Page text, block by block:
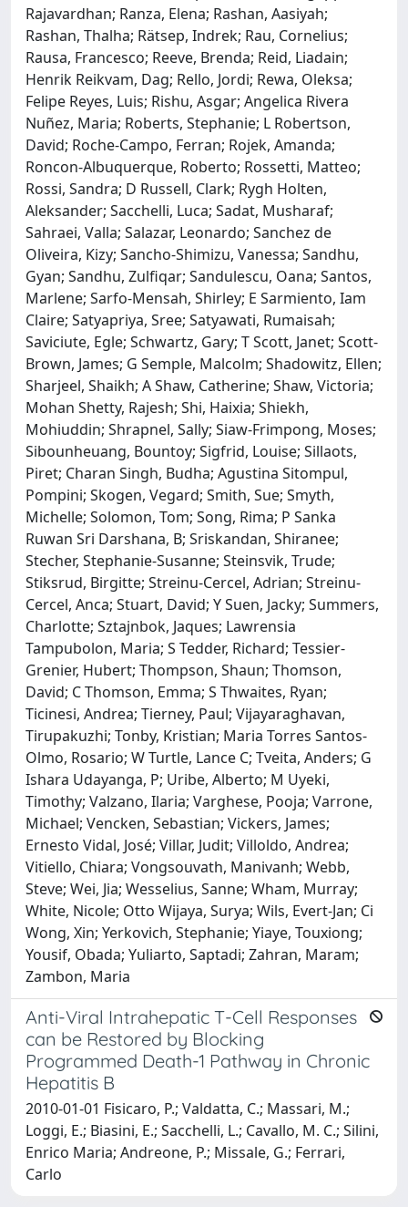
Rajavardhan; Ranza, Elena; Rashan, Aasiyah;
Rashan, Thalha; Rätsep, Indrek; Rau, Cornelius;
Rausa, Francesco; Reeve, Brenda; Reid, Liadain;
Henrik Reikvam, Dag; Rello, Jordi; Rewa, Oleksa;
Felipe Reyes, Luis; Rishu, Asgar; Angelica Rivera
Nuñez, Maria; Roberts, Stephanie; L Robertson,
David; Roche-Campo, Ferran; Rojek, Amanda;
Roncon-Albuquerque, Roberto; Rossetti, Matteo;
Rossi, Sandra; D Russell, Clark; Rygh Holten,
Aleksander; Sacchelli, Luca; Sadat, Musharaf;
Sahraei, Valla; Salazar, Leonardo; Sanchez de
Oliveira, Kizy; Sancho-Shimizu, Vanessa; Sandhu,
Gyan; Sandhu, Zulfiqar; Sandulescu, Oana; Santos,
Marlene; Sarfo-Mensah, Shirley; E Sarmiento, Iam
Claire; Satyapriya, Sree; Satyawati, Rumaisah;
Saviciute, Egle; Schwartz, Gary; T Scott, Janet; Scott-
Brown, James; G Semple, Malcolm; Shadowitz, Ellen;
Sharjeel, Shaikh; A Shaw, Catherine; Shaw, Victoria;
Mohan Shetty, Rajesh; Shi, Haixia; Shiekh,
Mohiuddin; Shrapnel, Sally; Siaw-Frimpong, Moses;
Sibounheuang, Bountoy; Sigfrid, Louise; Sillaots,
Piret; Charan Singh, Budha; Agustina Sitompul,
Pompini; Skogen, Vegard; Smith, Sue; Smyth,
Michelle; Solomon, Tom; Song, Rima; P Sanka
Ruwan Sri Darshana, B; Sriskandan, Shiranee;
Stecher, Stephanie-Susanne; Steinsvik, Trude;
Stiksrud, Birgitte; Streinu-Cercel, Adrian; Streinu-
Cercel, Anca; Stuart, David; Y Suen, Jacky; Summers,
Charlotte; Sztajnbok, Jaques; Lawrensia
Tampubolon, Maria; S Tedder, Richard; Tessier-
Grenier, Hubert; Thompson, Shaun; Thomson,
David; C Thomson, Emma; S Thwaites, Ryan;
Ticinesi, Andrea; Tierney, Paul; Vijayaraghavan,
Tirupakuzhi; Tonby, Kristian; Maria Torres Santos-
Olmo, Rosario; W Turtle, Lance C; Tveita, Anders; G
Ishara Udayanga, P; Uribe, Alberto; M Uyeki,
Timothy; Valzano, Ilaria; Varghese, Pooja; Varrone,
Michael; Vencken, Sebastian; Vickers, James;
Ernesto Vidal, José; Villar, Judit; Villoldo, Andrea;
Vitiello, Chiara; Vongsouvath, Manivanh; Webb,
Steve; Wei, Jia; Wesselius, Sanne; Wham, Murray;
White, Nicole; Otto Wijaya, Surya; Wils, Evert-Jan; Ci
Wong, Xin; Yerkovich, Stephanie; Yiaye, Touxiong;
Yousif, Obada; Yuliarto, Saptadi; Zahran, Maram;
Zambon, Maria
Anti-Viral Intrahepatic T-Cell Responses
can be Restored by Blocking
Programmed Death-1 Pathway in Chronic
Hepatitis B
2010-01-01 Fisicaro, P.; Valdatta, C.; Massari, M.;
Loggi, E.; Biasini, E.; Sacchelli, L.; Cavallo, M. C.; Silini,
Enrico Maria; Andreone, P.; Missale, G.; Ferrari,
Carlo